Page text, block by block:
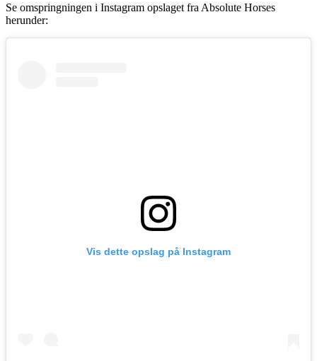
Se omspringningen i Instagram opslaget fra Absolute Horses
herunder:
Vis dette opslag på Instagram